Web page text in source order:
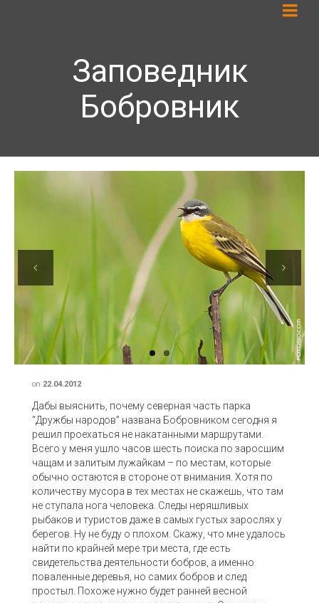
Заповедник
Бобровник
Next
on 22.04.2012
Дабы выяснить, почему северная часть парка
“Дружбы народов” названа Бобровником сегодня я
решил проехаться не накатанными маршрутами.
Всего у меня ушло часов шесть поиска по заросшим
чащам и залитым лужайкам – по местам, которые
обычно остаются в стороне от внимания. Хотя по
количеству мусора в тех местах не скажешь, что там
не ступала нога человека. Следы неряшливых
рыбаков и туристов даже в самых густых зарослях у
берегов. Ну не буду о плохом. Скажу, что мне удалось
найти по крайней мере три места, где есть
свидетельства деятельности бобров, а именно
поваленные деревья, но самих бобров и след
простыл. Похоже нужно будет ранней весной